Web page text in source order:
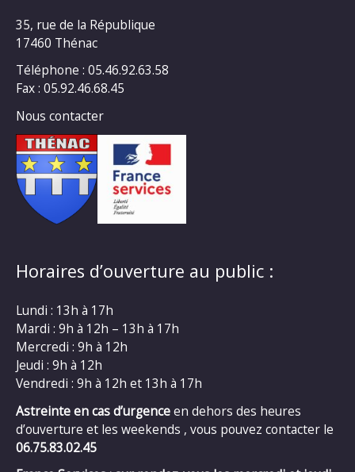
35, rue de la République
17460 Thénac
Téléphone : 05.46.92.63.58
Fax : 05.92.46.68.45
Nous contacter
Horaires d’ouverture au public :
Lundi : 13h à 17h
Mardi : 9h à 12h – 13h à 17h
Mercredi : 9h à 12h
Jeudi : 9h à 12h
Vendredi : 9h à 12h et 13h à 17h
Astreinte en cas d’urgenceen dehors des heures
d’ouverture et les weekends , vous pouvez contacter le
06.75.83.02.45